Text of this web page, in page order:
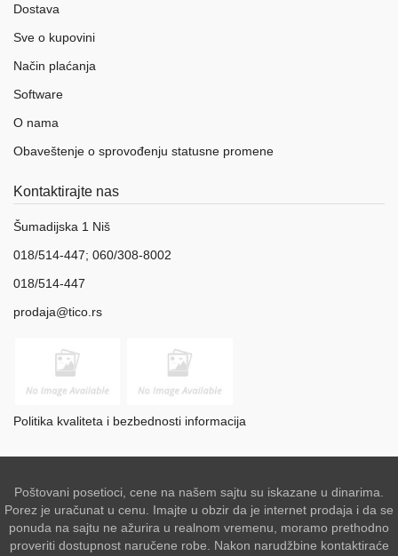
Dostava
Sve o kupovini
Način plaćanja
Software
O nama
Obaveštenje o sprovođenju statusne promene
Kontaktirajte nas
Šumadijska 1 Niš
018/514-447; 060/308-8002
018/514-447
prodaja@tico.rs
Politika kvaliteta i bezbednosti informacija
Poštovani posetioci, cene na našem sajtu su iskazane u dinarima.
Porez je uračunat u cenu. Imajte u obzir da je internet prodaja i da se
ponuda na sajtu ne ažurira u realnom vremenu, moramo prethodno
proveriti dostupnost naručene robe. Nakon narudžbine kontaktiraće